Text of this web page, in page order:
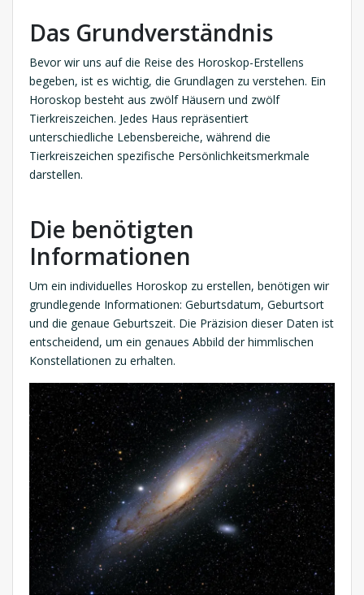
Das Grundverständnis
Bevor wir uns auf die Reise des Horoskop-Erstellens
begeben, ist es wichtig, die Grundlagen zu verstehen. Ein
Horoskop besteht aus zwölf Häusern und zwölf
Tierkreiszeichen. Jedes Haus repräsentiert
unterschiedliche Lebensbereiche, während die
Tierkreiszeichen spezifische Persönlichkeitsmerkmale
darstellen.
Die benötigten
Informationen
Um ein individuelles Horoskop zu erstellen, benötigen wir
grundlegende Informationen: Geburtsdatum, Geburtsort
und die genaue Geburtszeit. Die Präzision dieser Daten ist
entscheidend, um ein genaues Abbild der himmlischen
Konstellationen zu erhalten.